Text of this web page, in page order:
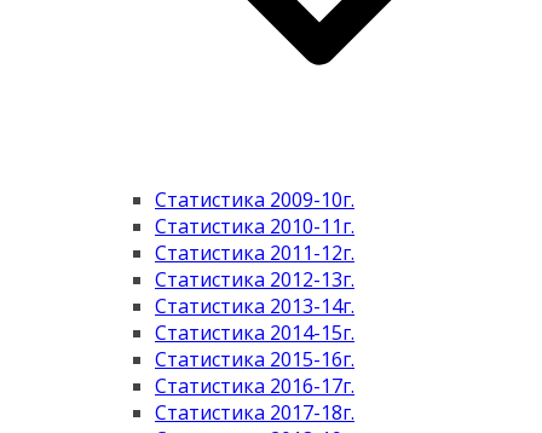
Статистика 2009-10г.
Статистика 2010-11г.
Статистика 2011-12г.
Статистика 2012-13г.
Статистика 2013-14г.
Статистика 2014-15г.
Статистика 2015-16г.
Статистика 2016-17г.
Статистика 2017-18г.